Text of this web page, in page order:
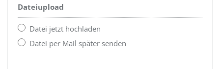
Dateiupload
Datei jetzt hochladen
Datei per Mail später senden